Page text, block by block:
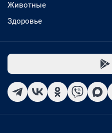
Животные
Здоровье